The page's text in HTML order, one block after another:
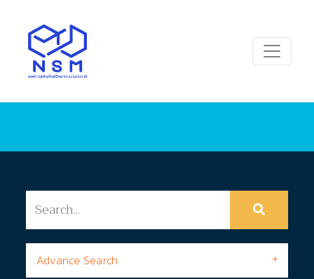
Advance Search